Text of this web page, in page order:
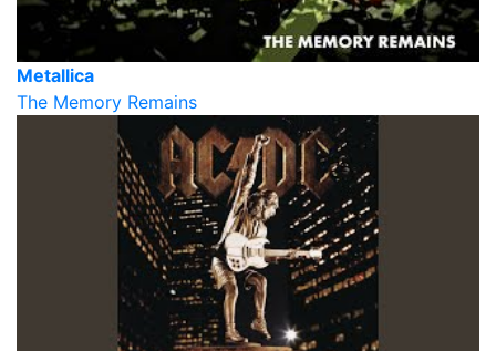
Metallica
The Memory Remains